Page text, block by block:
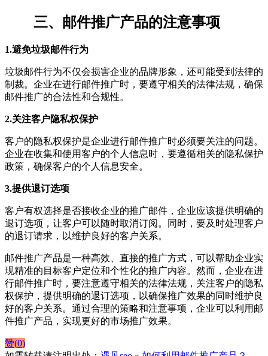
三、邮件推广产品的注意事项
1.避免垃圾邮件行为
垃圾邮件行为不仅会损害企业的品牌形象，还可能受到法律的
制裁。企业在进行邮件推广时，要遵守相关的法律法规，确保
邮件推广的合法性和合规性。
2.关注客户隐私权保护
客户的隐私权保护是企业进行邮件推广时必须要关注的问题。
企业在收集和使用客户的个人信息时，要遵循相关的隐私保护
政策，确保客户的个人信息安全。
3.提供退订选项
客户有权选择是否接收企业的推广邮件，企业应该提供明确的
退订选项，让客户可以随时取消订阅。同时，要及时处理客户
的退订请求，以维护良好的客户关系。
邮件推广产品是一种高效、直接的推广方式，可以帮助企业实
现精准的目标客户定位和个性化的推广内容。然而，企业在进
行邮件推广时，要注意遵守相关的法律法规，关注客户的隐私
权保护，提供明确的退订选项，以确保推广效果的同时维护良
好的客户关系。通过合理的策略和注意事项，企业可以利用邮
件推广产品，实现更好的市场推广效果。
赞(0)